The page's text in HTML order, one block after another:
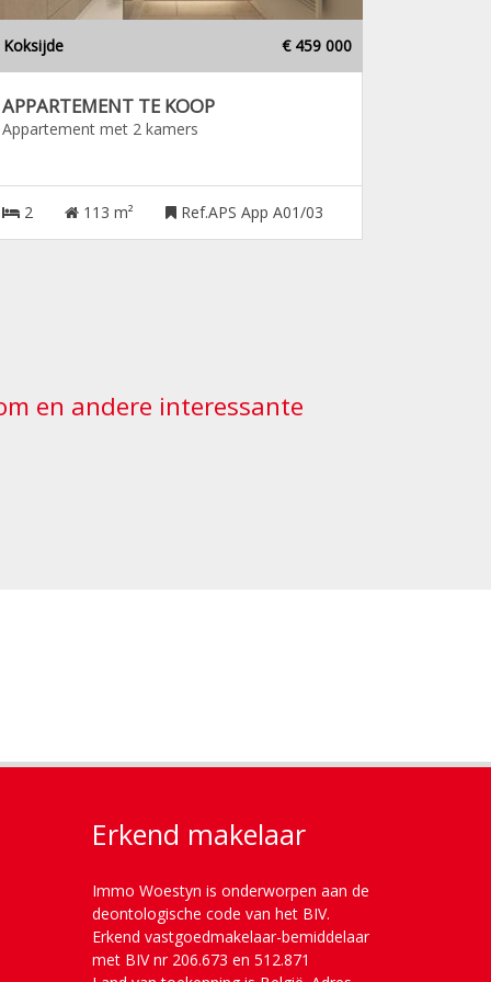
Koksijde € 459 000
APPARTEMENT TE KOOP
Appartement met 2 kamers
2 113 m² Ref.APS App A01/03
en andere interessante
Erkend makelaar
Immo Woestyn is onderworpen aan de
deontologische code van het BIV.
Erkend vastgoedmakelaar-bemiddelaar
met BIV nr 206.673 en 512.871